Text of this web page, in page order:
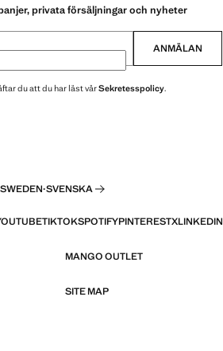
privata försäljningar och nyheter
ANMÄLAN
du att du har läst vårSekretesspolicy.
SWEDEN·SVENSKA
TIKTOKSPOTIFYPINTERESTXLINKEDIN
MANGO OUTLET
SITE MAP